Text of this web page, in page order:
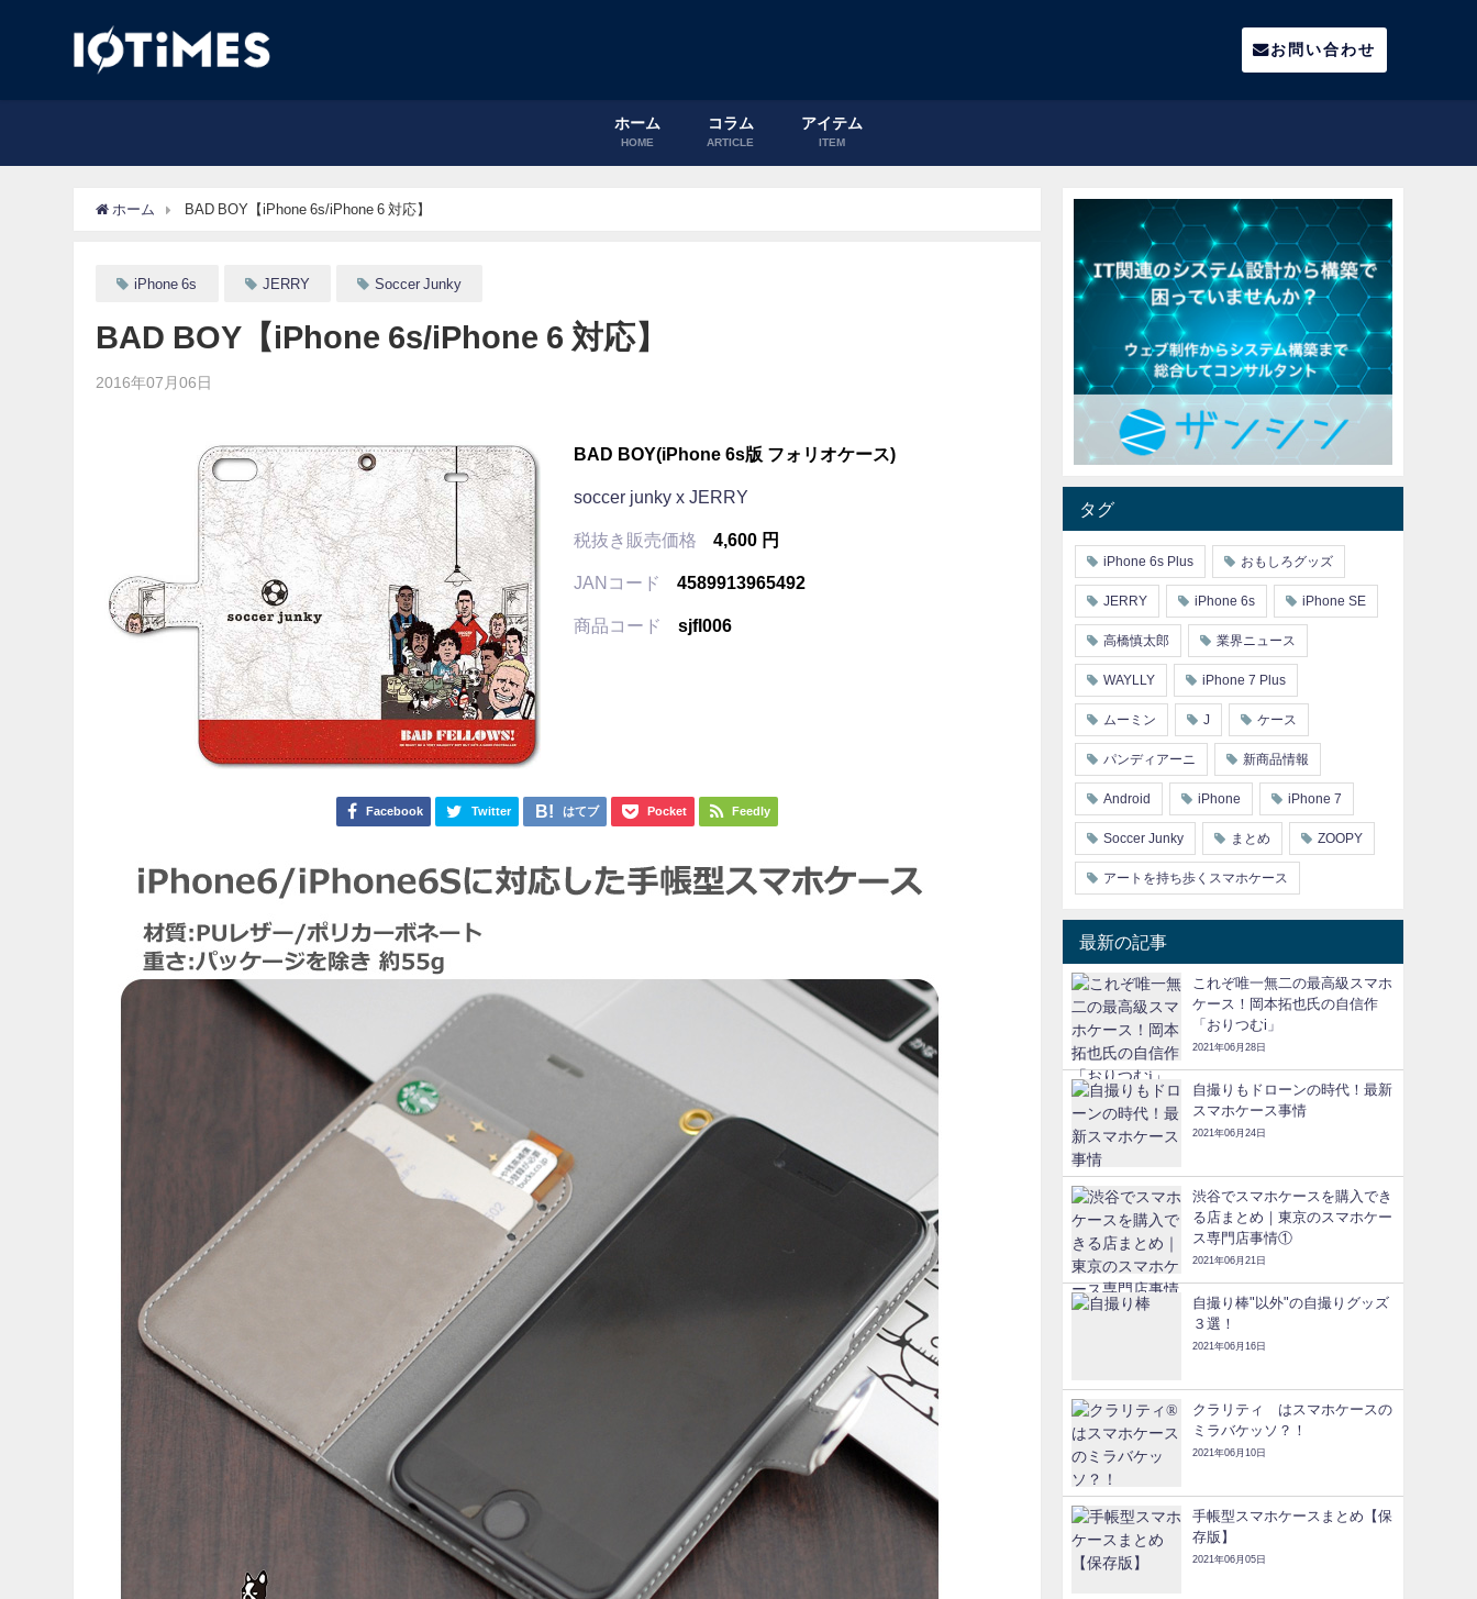
お問い合わせ
ホーム
HOME
コラム
ARTICLE
アイテム
ITEM
ホーム BAD BOY【iPhone 6s/iPhone 6 対応】
iPhone 6s JERRY Soccer Junky
BAD BOY【iPhone 6s/iPhone 6 対応】
2016年07月06日
BAD BOY(iPhone 6s版 フォリオケース)
soccer junky x JERRY
税抜き販売価格 4,600 円
JANコード 4589913965492
商品コード sjfl006
Facebook Twitter はてブ Pocket Feedly
タグ
iPhone 6s Plus おもしろグッズ
JERRY iPhone 6s iPhone SE
高橋慎太郎 業界ニュース
WAYLLY iPhone 7 Plus
ムーミン J ケース
パンディアーニ 新商品情報
Android iPhone iPhone 7
Soccer Junky まとめ ZOOPY
アートを持ち歩くスマホケース
最新の記事
これぞ唯一無二の最高級スマホ
ケース！岡本拓也氏の自信作
「おりつむi」
2021年06月28日
自撮りもドローンの時代！最新
スマホケース事情
2021年06月24日
渋谷でスマホケースを購入でき
る店まとめ｜東京のスマホケー
ス専門店事情①
2021年06月21日
自撮り棒"以外"の自撮りグッズ
３選！
2021年06月16日
クラリティ®はスマホケースの
ミラバケッソ？！
2021年06月10日
手帳型スマホケースまとめ【保
存版】
2021年06月05日